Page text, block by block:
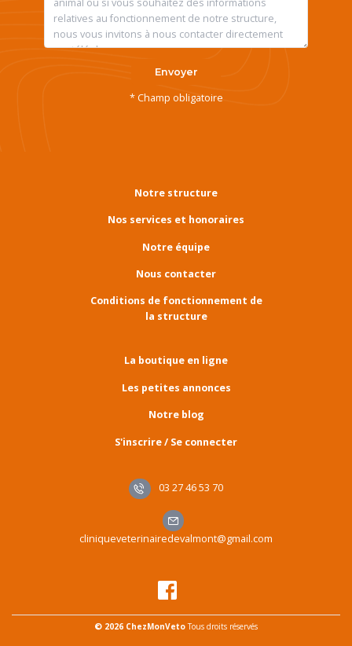
Envoyer
* Champ obligatoire
Notre structure
Nos services et honoraires
Notre équipe
Nous contacter
Conditions de fonctionnement de
la structure
La boutique en ligne
Les petites annonces
Notre blog
S'inscrire / Se connecter
03 27 46 53 70
cliniqueveterinairedevalmont@gmail.com
© 2026 ChezMonVetoTous droits réservés